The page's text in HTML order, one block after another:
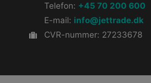
Telefon: +45 70 200 600
E-mail: info@jettrade.dk
CVR-nummer: 27233678